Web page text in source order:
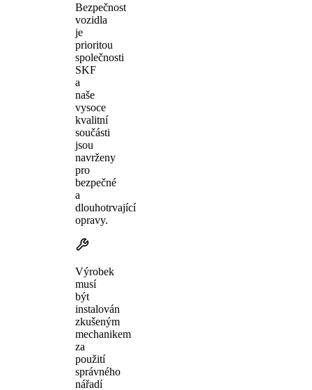
Bezpečnost
vozidla
je
prioritou
společnosti
SKF
a
naše
vysoce
kvalitní
součásti
jsou
navrženy
pro
bezpečné
a
dlouhotrvající
opravy.
Výrobek
musí
být
instalován
zkušeným
mechanikem
za
použití
správného
nářadí